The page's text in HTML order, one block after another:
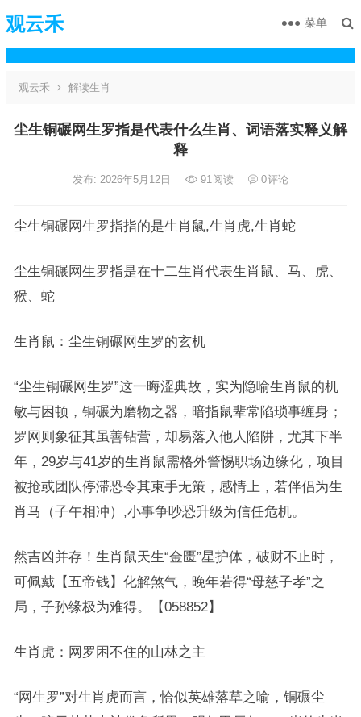
观云禾 菜单
观云禾 解读生肖
尘生铜碾网生罗指是代表什么生肖、词语落实释义解
释
发布: 2026年5月12日 91阅读 0评论
尘生铜碾网生罗指指的是生肖鼠,生肖虎,生肖蛇
尘生铜碾网生罗指是在十二生肖代表生肖鼠、马、虎、
猴、蛇
生肖鼠：尘生铜碾网生罗的玄机
“尘生铜碾网生罗”这一晦涩典故，实为隐喻生肖鼠的机
敏与困顿，铜碾为磨物之器，暗指鼠辈常陷琐事缠身；
罗网则象征其虽善钻营，却易落入他人陷阱，尤其下半
年，29岁与41岁的生肖鼠需格外警惕职场边缘化，项目
被抢或团队停滞恐令其束手无策，感情上，若伴侣为生
肖马（子午相冲）,小事争吵恐升级为信任危机。
然吉凶并存！生肖鼠天生“金匮”星护体，破财不止时，
可佩戴【五帝钱】化解煞气，晚年若得“母慈子孝”之
局，子孙缘极为难得。【058852】
生肖虎：网罗困不住的山林之主
“网生罗”对生肖虎而言，恰似英雄落草之喻，铜碾尘